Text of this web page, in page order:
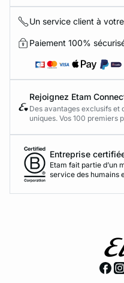
Un service client à
Paiement 100%
Rejoignez Etam
Des avantages exclusifs et
uniques. Vos 100 premiers
Entreprise
Etam fait partie d’un
service des humains